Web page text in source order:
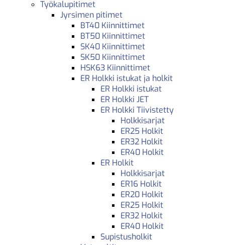
Työkalupitimet
Jyrsimen pitimet
BT40 Kiinnittimet
BT50 Kiinnittimet
SK40 Kiinnittimet
SK50 Kiinnittimet
HSK63 Kiinnittimet
ER Holkki istukat ja holkit
ER Holkki istukat
ER Holkki JET
ER Holkki Tiivistetty
Holkkisarjat
ER25 Holkit
ER32 Holkit
ER40 Holkit
ER Holkit
Holkkisarjat
ER16 Holkit
ER20 Holkit
ER25 Holkit
ER32 Holkit
ER40 Holkit
Supistusholkit